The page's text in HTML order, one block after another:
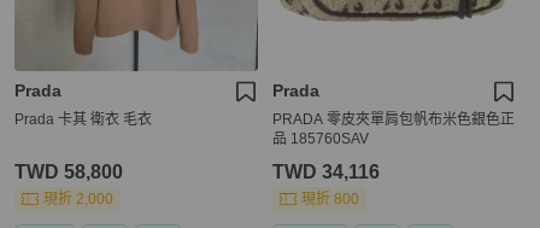
Prada
Prada 卡其 衛衣 毛衣
TWD 58,800
現折 2,000
Prada
PRADA 零皮夾單肩包帆布米色銀色正
品 185760SAV
TWD 34,116
現折 800